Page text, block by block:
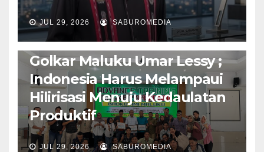
JUL 29, 2026 SABUROMEDIA
AMBON METRO JURNALISME AKTIVIS
PENDIDIKAN & OLAHRAGA THE MOLUCCAS
Isi Materi LK-III HMI, Ketua
Golkar Maluku Umar Lessy ;
Indonesia Harus Melampaui
Hilirisasi Menuju Kedaulatan
Produktif
JUL 29, 2026 SABUROMEDIA